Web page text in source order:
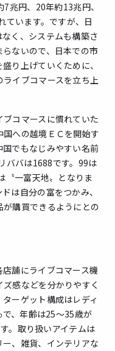
兆円、20年約13兆円、
ています。ですが、日
く、システムも構築さ
ないので、日本での市
り上げていくために、
イブコマースを立ち上
コマースに慣れていた
への越境ＥＣを開始す
でもなじみやすい名前
ババは1688です。99は
〝一富天地〟となりま
は自分の富をつかみ、
購買できるようにとの
舗にライブコマース機
感などを分かりやすく
ーゲット構成はレディ
、年齢は25～35歳が
。取り扱いアイテムは
、雑貨、インテリアな